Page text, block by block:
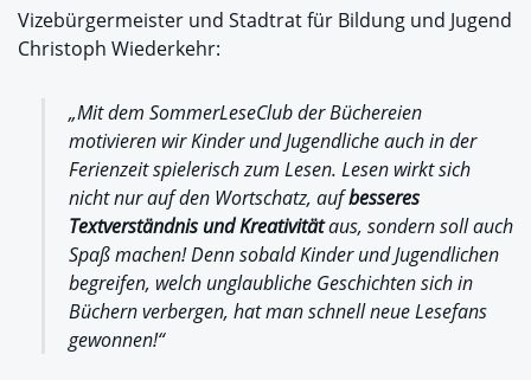
Vizebürgermeister und Stadtrat für Bildung und Jugend
Christoph Wiederkehr:
„Mit dem SommerLeseClub der Büchereien
motivieren wir Kinder und Jugendliche auch in der
Ferienzeit spielerisch zum Lesen. Lesen wirkt sich
nicht nur auf den Wortschatz, aufbesseres
Textverständnis und Kreativitätaus, sondern soll auch
Spaß machen! Denn sobald Kinder und Jugendlichen
begreifen, welch unglaubliche Geschichten sich in
Büchern verbergen, hat man schnell neue Lesefans
gewonnen!“